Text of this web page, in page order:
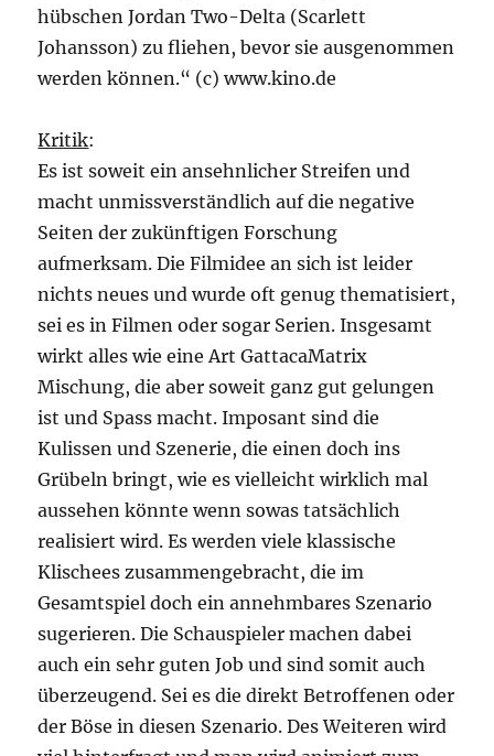
hübschen Jordan Two-Delta (Scarlett
Johansson) zu fliehen, bevor sie ausgenommen
werden können.“ (c) www.kino.de
Kritik:
Es ist soweit ein ansehnlicher Streifen und
macht unmissverständlich auf die negative
Seiten der zukünftigen Forschung
aufmerksam. Die Filmidee an sich ist leider
nichts neues und wurde oft genug thematisiert,
sei es in Filmen oder sogar Serien. Insgesamt
wirkt alles wie eine Art GattacaMatrix
Mischung, die aber soweit ganz gut gelungen
ist und Spass macht. Imposant sind die
Kulissen und Szenerie, die einen doch ins
Grübeln bringt, wie es vielleicht wirklich mal
aussehen könnte wenn sowas tatsächlich
realisiert wird. Es werden viele klassische
Klischees zusammengebracht, die im
Gesamtspiel doch ein annehmbares Szenario
sugerieren. Die Schauspieler machen dabei
auch ein sehr guten Job und sind somit auch
überzeugend. Sei es die direkt Betroffenen oder
der Böse in diesen Szenario. Des Weiteren wird